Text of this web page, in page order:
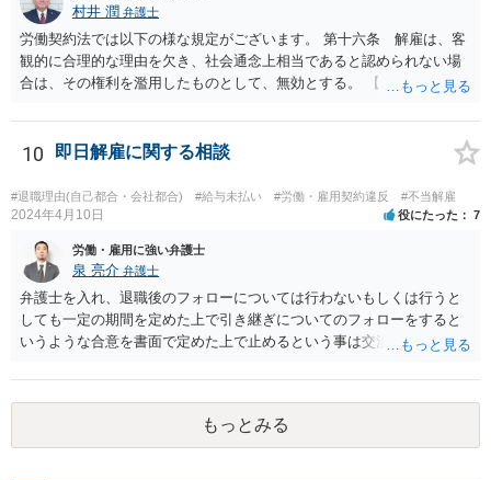
村井 潤 弁護士
労働契約法では以下の様な規定がございます。 第十六条 解雇は、客
観的に合理的な理由を欠き、社会通念上相当であると認められない場
合は、その権利を濫用したものとして、無効とする。 【ご質問１に対
ような命令を下し、それにどの様な逆らい方をしたのかによっては、
権利の濫用として解雇が無効とされる恐れはあると思います。 【ご質
は判断が難しいと思います。 経営上整理解雇の必要がある際の場合と
は事案が異なると思われます。 【ご質問３に対して】 「協調性のな
なく解雇ちうことをされたのでしたら、反省するチャンスも与えなか
ったと評価されることになろうかと思われます。 以上、ご質問が簡略
ですので、一般論的な私見としてお答えします。 ご参考になさって下
さい。
10 即日解雇に関する相談
#退職理由(自己都合・会社都合) #給与未払い #労働・雇用契約違反 #不当解雇
2024年4月10日 役にたった 7
労働・雇用に強い弁護士
泉 亮介 弁護士
弁護士を入れ、退職後のフォローについては行わないもしくは行うと
しても一定の期間を定めた上で引き継ぎについてのフォローをすると
いうような合意を書面で定めた上で止めるという事は交渉次第で可能
弁護士とすることができるため、会社からの連絡を止めることもでき
るかと思われます。 精神的に会社側と対応するのが苦痛であるという
場合には、弁護士を立てた上で退職についての条件面の交渉を行われ
ても良いでしょう。
もっとみる